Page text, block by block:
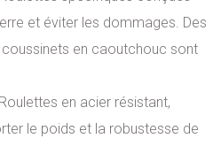
et éviter les dommages. Des
en caoutchouc sont
Roulettes en acier résistant,
le poids et la robustesse de